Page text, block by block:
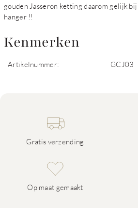
gouden Jasseron ketting daarom gelijk
hanger !!
Kenmerken
Artikelnummer: GCJ03
Gratis verzending
Op maat gemaakt